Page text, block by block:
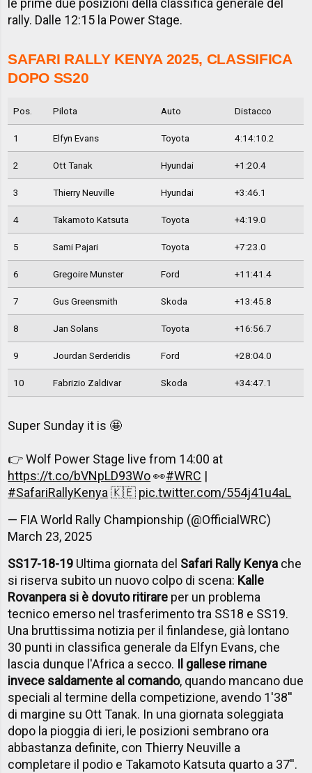
le prime due posizioni della classifica generale del
rally. Dalle 12:15 la Power Stage.
SAFARI RALLY KENYA 2025, CLASSIFICA
DOPO SS20
Pos. Pilota Auto Distacco
1 Elfyn Evans Toyota 4:14:10.2
2 Ott Tanak Hyundai +1:20.4
3 Thierry Neuville Hyundai +3:46.1
4 Takamoto Katsuta Toyota +4:19.0
5 Sami Pajari Toyota +7:23.0
6 Gregoire Munster Ford +11:41.4
7 Gus Greensmith Skoda +13:45.8
8 Jan Solans Toyota +16:56.7
9 Jourdan Serderidis Ford +28:04.0
10 Fabrizio Zaldivar Skoda +34:47.1
Super Sunday it is 🤩
👉 Wolf Power Stage live from 14:00 at
https://t.co/bVNpLD93Wo👀#WRC |
#SafariRallyKenya🇰🇪 pic.twitter.com/554j41u4aL
— FIA World Rally Championship (@OfficialWRC)
March 23, 2025
SS17-18-19 Ultima giornata del Safari Rally Kenya che
si riserva subito un nuovo colpo di scena: Kalle
Rovanpera si è dovuto ritirare per un problema
tecnico emerso nel trasferimento tra SS18 e SS19.
Una bruttissima notizia per il finlandese, già lontano
30 punti in classifica generale da Elfyn Evans, che
lascia dunque l'Africa a secco. Il gallese rimane
invece saldamente al comando, quando mancano due
speciali al termine della competizione, avendo 1'38''
di margine su Ott Tanak. In una giornata soleggiata
dopo la pioggia di ieri, le posizioni sembrano ora
abbastanza definite, con Thierry Neuville a
completare il podio e Takamoto Katsuta quarto a 37''.